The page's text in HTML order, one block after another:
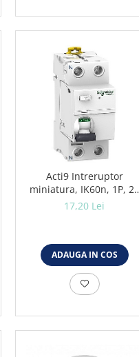
Acti9 Intreruptor
miniatura, IK60n, 1P, 20
A, curba C
17,20 Lei
ADAUGA IN COS